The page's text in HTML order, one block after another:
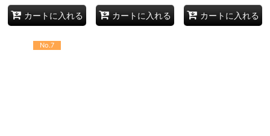
カートに入れる カートに入れる カートに入れる
No.7